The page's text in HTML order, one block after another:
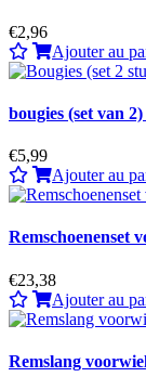
€2,96
Ajouter au
bougies (set van
€5,99
Ajouter au
Remschoenenset
€23,38
Ajouter au
Remslang